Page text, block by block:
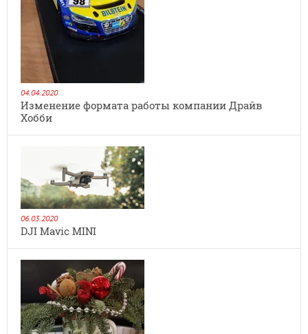
04.04.2020
Изменение формата работы компании Драйв
Хобби
06.03.2020
DJI Mavic MINI